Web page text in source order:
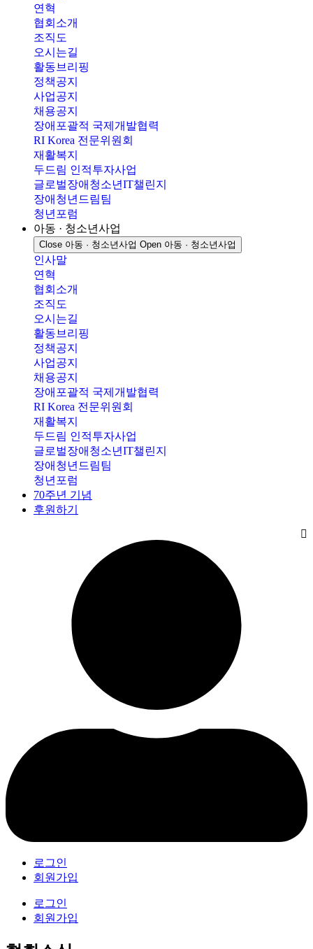
연혁
협회소개
조직도
오시는길
활동브리핑
정책공지
사업공지
채용공지
장애포괄적 국제개발협력
RI Korea 전문위원회
재활복지
두드림 인적투자사업
글로벌장애청소년IT챌린지
장애청년드림팀
청년포럼
아동 · 청소년사업
Close 아동 · 청소년사업 Open 아동 · 청소년사업
인사말
연혁
협회소개
조직도
오시는길
활동브리핑
정책공지
사업공지
채용공지
장애포괄적 국제개발협력
RI Korea 전문위원회
재활복지
두드림 인적투자사업
글로벌장애청소년IT챌린지
장애청년드림팀
청년포럼
70주년 기념
후원하기
로그인
회원가입
로그인
회원가입